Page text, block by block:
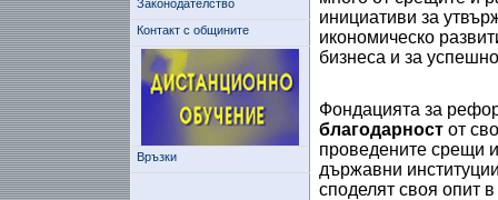
Законодателство
Контакт с общините
Връзки
инициативи за
икономическо
бизнеса и за
Фондацията за
благодарностот
проведените срещи
държавни
споделят своя опит